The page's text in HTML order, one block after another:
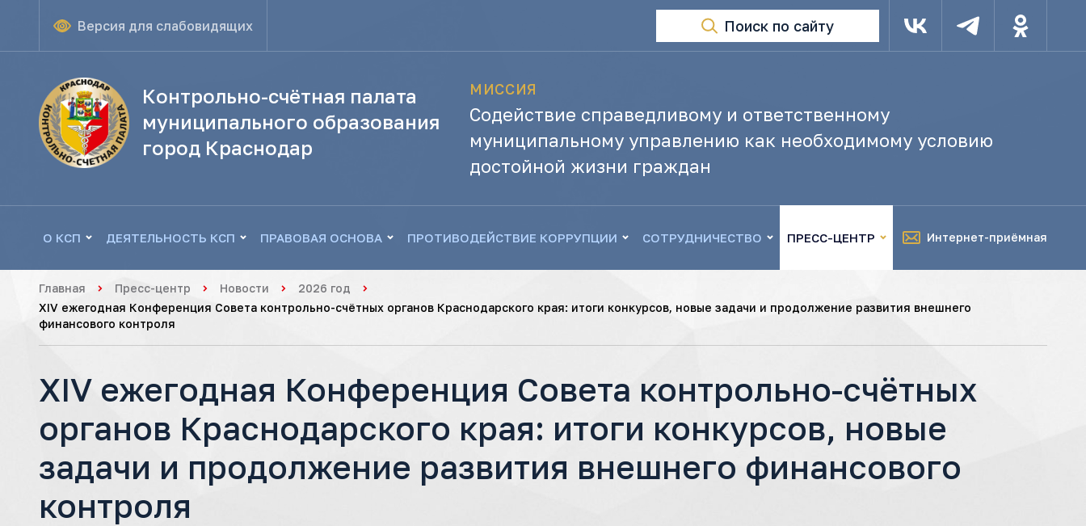
Версия для слабовидящих Поиск по сайту
Контрольно-счётная палата
муниципального образования
город Краснодар
МИССИЯ
Содействие справедливому и ответственному
муниципальному управлению как необходимому условию
достойной жизни граждан
О КСП ДЕЯТЕЛЬНОСТЬ КСП ПРАВОВАЯ ОСНОВА ПРОТИВОДЕЙСТВИЕ КОРРУПЦИИ СОТРУДНИЧЕСТВО ПРЕСС-ЦЕНТР Интернет-приёмная
Главная Пресс-центр Новости
2026 год
XIV ежегодная Конференция Совета контрольно-счётных органов Краснодарского края: итоги конкурсов, новые задачи и продолжение развития внешнего
финансового контроля
XIV ежегодная Конференция Совета контрольно-счётных
органов Краснодарского края: итоги конкурсов, новые
задачи и продолжение развития внешнего финансового
контроля